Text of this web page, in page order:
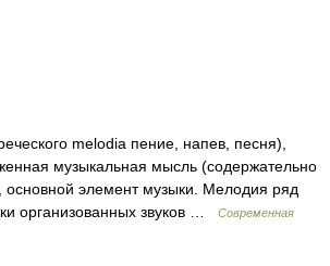
melodia пение, напев, песня),
музыкальная мысль (содержательно
элемент музыки. Мелодия ряд
организованных звуков …
Современная